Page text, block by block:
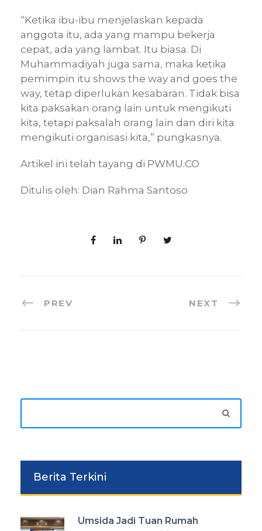
“Ketika ibu-ibu menjelaskan kepada
anggota itu, ada yang mampu bekerja
cepat, ada yang lambat. Itu biasa. Di
Muhammadiyah juga sama, maka ketika
pemimpin itu shows the way and goes the
way, tetap diperlukan kesabaran. Tidak bisa
kita paksakan orang lain untuk mengikuti
kita, tetapi paksalah orang lain dan diri kita
mengikuti organisasi kita,” pungkasnya.
Artikel ini telah tayang di PWMU.CO
Ditulis oleh: Dian Rahma Santoso
PREV NEXT
Berita Terkini
Umsida Jadi Tuan Rumah